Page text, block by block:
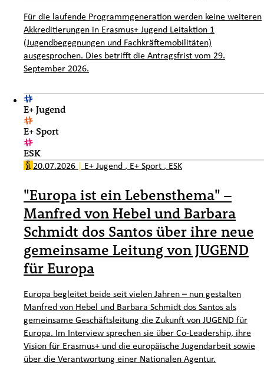
Für die laufende Programmgeneration werden keine weiteren
Akkreditierungen in Erasmus+ Jugend Leitaktion 1
(Jugendbegegnungen und Fachkräftemobilitäten)
ausgesprochen. Dies betrifft die Antragsfrist vom 29.
September 2026.
E+ Jugend
E+ Sport
ESK
20.07.2026 | E+ Jugend , E+ Sport , ESK
"Europa ist ein Lebensthema" –
Manfred von Hebel und Barbara
Schmidt dos Santos über ihre neue
gemeinsame Leitung von JUGEND
für Europa
Europa begleitet beide seit vielen Jahren – nun gestalten
Manfred von Hebel und Barbara Schmidt dos Santos als
gemeinsame Geschäftsleitung die Zukunft von JUGEND für
Europa. Im Interview sprechen sie über Co-Leadership, ihre
Vision für Erasmus+ und die europäische Jugendarbeit sowie
über die Verantwortung einer Nationalen Agentur.